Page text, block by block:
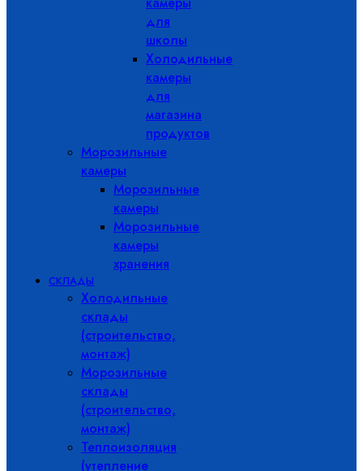
для
школы
Холодильные
камеры
для
магазина
продуктов
Морозильные
камеры
Морозильные
камеры
Морозильные
камеры
хранения
СКЛАДЫ
Холодильные
склады
(строительство,
монтаж)
Морозильные
склады
(строительство,
монтаж)
Теплоизоляция
(утепление